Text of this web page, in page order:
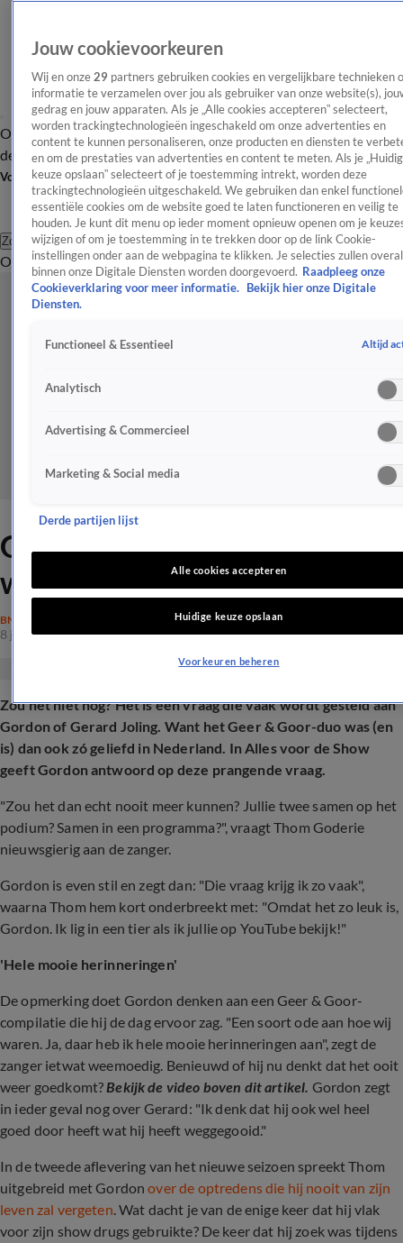
OverzichtAfleveringen Entertainment TV Algemeen
Tip
de redactieNieuwsbrief
Volg Shownieuws
Zoeken
OverzichtEntertainmentSpraakmakendRealityCrimeVideo's
Gordon over mogelijk
weerzien Gerard
BN'ERS
8 juli 2025, 14:32
Zou het niet nog? Het is een vraag die vaak wordt gesteld aan
Gordon of Gerard Joling. Want het Geer & Goor-duo was (en
is) dan ook zógeliefd in Nederland. In Alles voor de Show
geeft Gordon antwoord op deze prangende vraag.
"Zou het dan echt nooit meer kunnen? Jullie twee samen op het
podium? Samen in een programma?", vraagt Thom Goderie
nieuwsgierig aan de zanger.
Gordon is even stil en zegt dan: "Die vraag krijg ik zo vaak",
waarna Thom hem kort onderbreekt met: "Omdat het zo leuk is,
Gordon. Ik lig in een tier als ik jullie op YouTube bekijk!"
'Hele mooie herinneringen'
De opmerking doet Gordon denken aan een Geer & Goor-
compilatie die hij de dag ervoor zag. "Een soort ode aan hoe wij
waren. Ja, daar heb ik hele mooie herinneringen aan", zegt de
zanger ietwat weemoedig. Benieuwd of hij nu denkt dat het ooit
weer goedkomt?Bekijk de video boven dit artikel. Gordon zegt
in ieder geval nog over Gerard: "Ik denk dat hij ook wel heel
goed door heeft wat hij heeft weggegooid."
In de tweede aflevering van het nieuwe seizoen spreekt Thom
uitgebreid met Gordonover de optredens die hij nooit van zijn
leven zal vergeten. Wat dacht je van de enige keer dat hij vlak
voor zijn show drugs gebruikte? De keer dat hij zoek was tijdens
Jouw cookievoorkeuren
Wij en onze 29 partners gebruiken cookies en vergelijkbare technieken
informatie te verzamelen over jou als gebruiker van onze website(s),
gedrag en jouw apparaten. Als je „Alle cookies accepteren” selecteert,
worden trackingtechnologieën ingeschakeld om onze advertenties en
content te kunnen personaliseren, onze producten en diensten te
en om de prestaties van advertenties en content te meten. Als je
keuze opslaan” selecteert of je toestemming intrekt, worden deze
trackingtechnologieën uitgeschakeld. We gebruiken dan enkel
essentiële cookies om de website goed te laten functioneren en veilig te
houden. Je kunt dit menu op ieder moment opnieuw openen om je
wijzigen of om je toestemming in te trekken door op de link Cookie-
instellingen onder aan de webpagina te klikken. Je selecties zullen overal
binnen onze Digitale Diensten worden doorgevoerd. Raadpleeg onze
Cookieverklaring voor meer informatie.
Bekijk hier onze Digitale
Diensten.
Functioneel & Essentieel Altijd
Analytisch
Advertising & Commercieel
Marketing & Social media
Derde partijen lijst
Alle cookies accepteren
Huidige keuze opslaan
Voorkeuren beheren